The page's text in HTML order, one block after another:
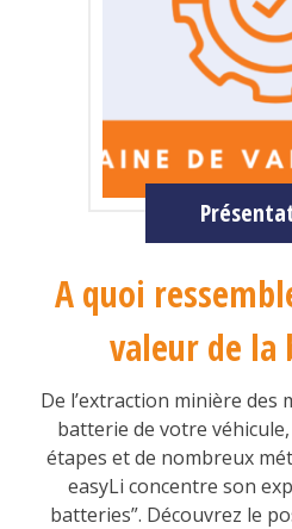
A quoi
valeur de la
De l’extraction minière des
batterie de votre
étapes et de nombreux
easyLi concentre son
batteries”. Découvrez le